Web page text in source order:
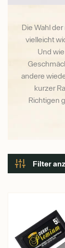
Die Wahl
vielleicht
Und
andere
kurzer
Richtigen
Filter
Astra
Derby